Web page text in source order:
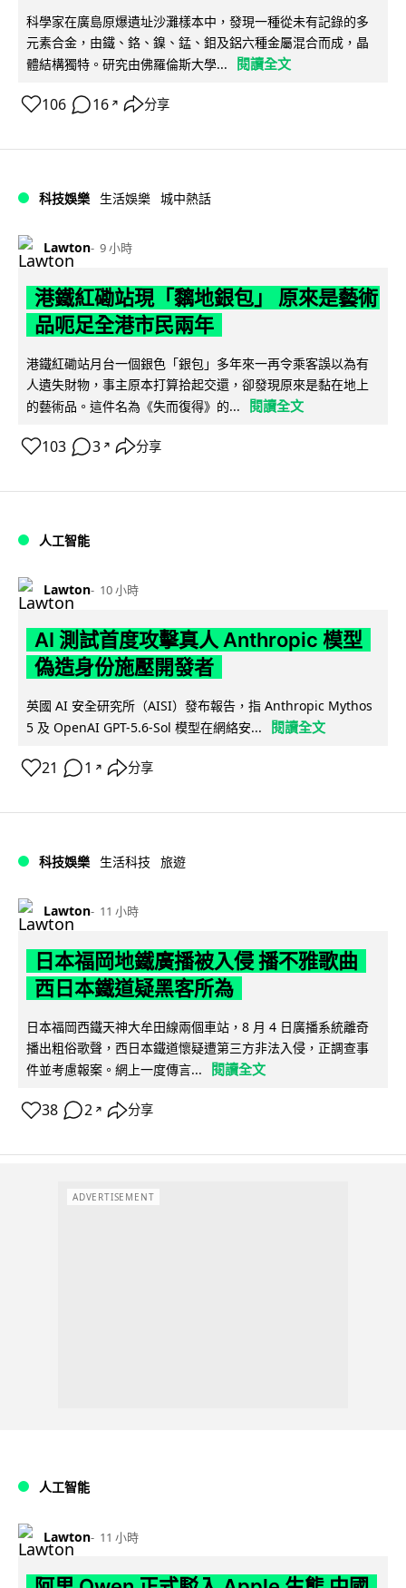
科學家在廣島原爆遺址沙灘樣本中，發現一種從未有記錄的多
元素合金，由鐵、鉻、鎳、錳、鉬及鋁六種金屬混合而成，晶
體結構獨特。研究由佛羅倫斯大學...
閱讀全文
106 16 ↗ 分享
科技娛樂 生活娛樂 城中熱話
Lawton 9 小時
港鐵紅磡站現「黐地銀包」 原來是藝術
品呃足全港市民兩年
港鐵紅磡站月台一個銀色「銀包」多年來一再令乘客誤以為有
人遺失財物，事主原本打算拾起交還，卻發現原來是黏在地上
的藝術品。這件名為《失而復得》的...
閱讀全文
103 3 ↗ 分享
人工智能
Lawton 10 小時
AI 測試首度攻擊真人 Anthropic 模型
偽造身份施壓開發者
英國 AI 安全研究所（AISI）發布報告，指 Anthropic Mythos
5 及 OpenAI GPT-5.6-Sol 模型在網絡安...
閱讀全文
21 1 ↗ 分享
科技娛樂 生活科技 旅遊
Lawton 11 小時
日本福岡地鐵廣播被入侵 播不雅歌曲
西日本鐵道疑黑客所為
日本福岡西鐵天神大牟田線兩個車站，8 月 4 日廣播系統離奇
播出粗俗歌聲，西日本鐵道懷疑遭第三方非法入侵，正調查事
件並考慮報案。網上一度傳言...
閱讀全文
38 2 ↗ 分享
ADVERTISEMENT
人工智能
Lawton 11 小時